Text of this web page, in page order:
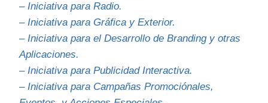
– Iniciativa para Radio.
– Iniciativa para Gráfica y Exterior.
– Iniciativa para el Desarrollo de Branding y otras
Aplicaciones.
– Iniciativa para Publicidad Interactiva.
– Iniciativa para Campañas Promociónales,